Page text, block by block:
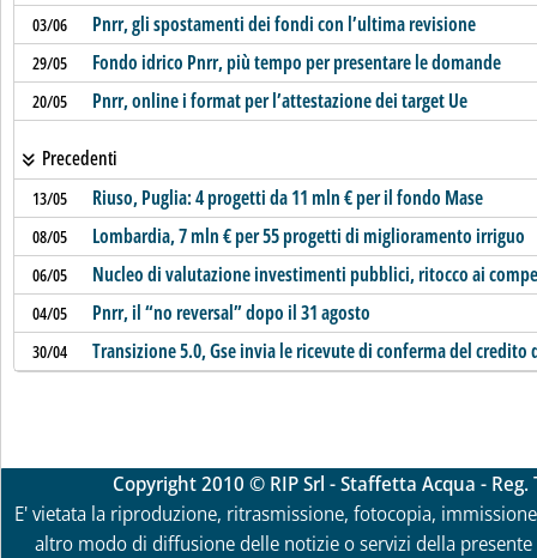
03/06 Pnrr, gli spostamenti dei fondi con l’ultima revisione
29/05 Fondo idrico Pnrr, più tempo per presentare le domande
20/05 Pnrr, online i format per l’attestazione dei target Ue
Precedenti
13/05 Riuso, Puglia: 4 progetti da 11 mln € per il fondo Mase
08/05 Lombardia, 7 mln € per 55 progetti di miglioramento irriguo
06/05 Nucleo di valutazione investimenti pubblici, ritocco ai
04/05 Pnrr, il “no reversal” dopo il 31 agosto
30/04 Transizione 5.0, Gse invia le ricevute di conferma del credito
Copyright 2010 © RIP Srl - Staffetta Acqua -
E' vietata la riproduzione, ritrasmissione, fotocopia,
altro modo di diffusione delle notizie o servizi della